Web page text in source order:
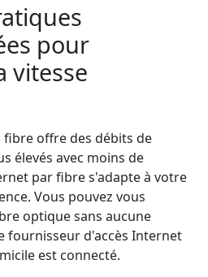
pour
vitesse
fibre offre des débits de
élevés avec moins de
par fibre s'adapte à votre
Vous pouvez vous
optique sans aucune
fournisseur d'accès Internet
est connecté.